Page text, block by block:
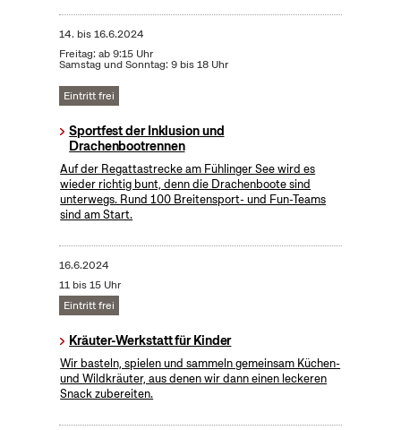
14. bis16.6.2024
Freitag: ab 9:15 Uhr
Samstag und Sonntag: 9 bis 18 Uhr
Eintritt frei
Sportfest der Inklusion und
Drachenbootrennen
Auf der Regattastrecke am Fühlinger See wird es
wieder richtig bunt, denn die Drachenboote sind
unterwegs. Rund 100 Breitensport- und Fun-Teams
sind am Start.
16.6.2024
11 bis 15 Uhr
Eintritt frei
Kräuter-Werkstatt für Kinder
Wir basteln, spielen und sammeln gemeinsam Küchen-
und Wildkräuter, aus denen wir dann einen leckeren
Snack zubereiten.